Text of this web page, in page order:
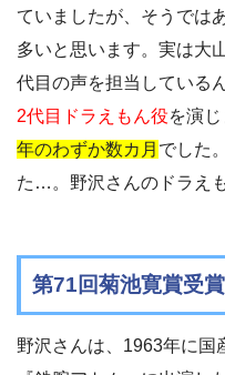
ていましたが、そうでは
多いと思います。実は大
代目の声を担当している
2代目ドラえもん役を演
年のわずか数カ月 でした
た…。野沢さんのドラえ
第71回菊池寛賞受
野沢さんは、1963年に国